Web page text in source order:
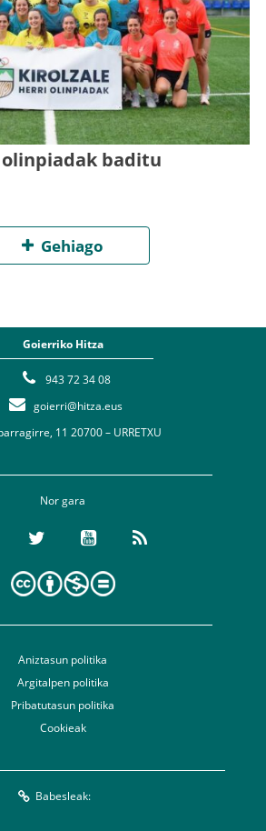
baditu
Gehiago
Goierriko Hitza
943 72 34 08
goierri@hitza.eus
11 20700 – URRETXU
Nor gara
Aniztasun politika
Argitalpen politika
Pribatutasun politika
Cookieak
Babesleak: